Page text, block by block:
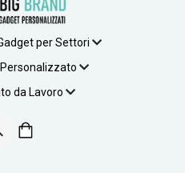
per Settori
da Lavoro